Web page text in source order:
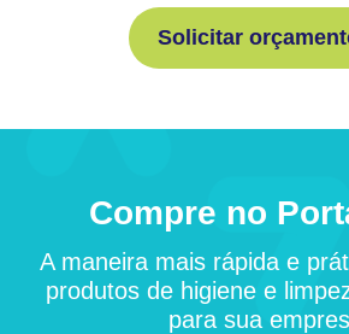
Solicitar
Compre no
A maneira mais rápida e
produtos de higiene e
para sua